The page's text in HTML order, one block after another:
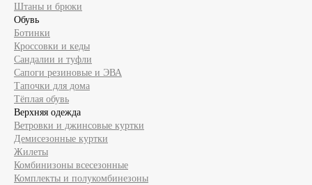
Штаны и брюки
Обувь
Ботинки
Кроссовки и кеды
Сандалии и туфли
Сапоги резиновые и ЭВА
Тапочки для дома
Тёплая обувь
Верхняя одежда
Ветровки и джинсовые куртки
Демисезонные куртки
Жилеты
Комбинизоны всесезонные
Комплекты и полукомбинезоны